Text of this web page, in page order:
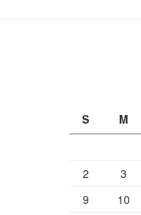
S
M
2
3
9
10